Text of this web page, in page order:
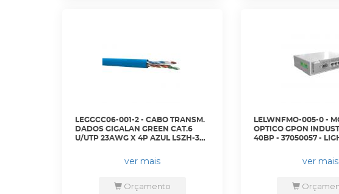
LEGGCC06-001-2 - CABO TRANSM.
DADOS GIGALAN GREEN CAT.6
U/UTP 23AWG X 4P AZUL LSZH-3
ver mais
Orçamento
LELWNFMO-005-0 -
OPTICO GPON
40BP - 37050057 -
ver mais